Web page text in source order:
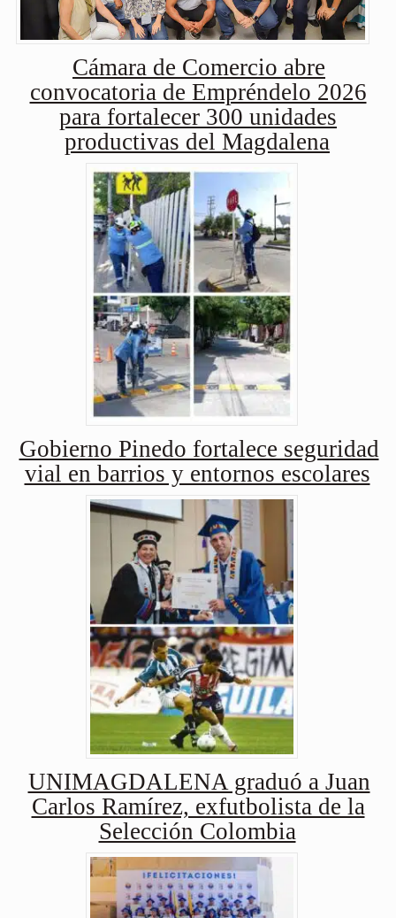
Cámara de Comercio abre
convocatoria de Empréndelo 2026
para fortalecer 300 unidades
productivas del Magdalena
Gobierno Pinedo fortalece seguridad
vial en barrios y entornos escolares
UNIMAGDALENA graduó a Juan
Carlos Ramírez, exfutbolista de la
Selección Colombia